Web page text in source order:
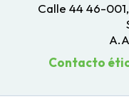
Calle 44 46-
Contacto